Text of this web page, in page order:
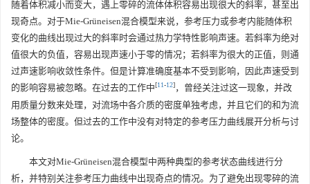
随着体积减小而变大，遇上零碎的流体体积容易出现很大的斜率，甚至出
现奇点。对于Mie-Grüneisen混合模型来说，参考压力或参考内能随体积
变化的曲线出现过大的斜率时会通过热力学特性影响声速。若斜率为绝对
值很大的负值，容易出现声速小于零的情况；若斜率为很大的正值，则通
过声速影响收敛性条件。但是计算准确度基本不受到影响，因此声速受到
的影响容易被忽略。在过去的工作中[11-12]，曾经关注过这一现象，并改
用质量分数来处理，对流场中各介质的密度单独考虑，并且它们的和为流
场整体的密度。但过去的工作中没有对特定的参考压力曲线展开分析与讨
论。
本文对Mie-Grüneisen混合模型中两种典型的参考状态曲线进行分
析，并特别关注参考压力曲线中出现奇点的情况。为了避免出现零碎的流